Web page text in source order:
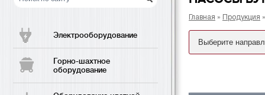
Электрооборудование
Горно-шахтное
оборудование
Главная » Продукция